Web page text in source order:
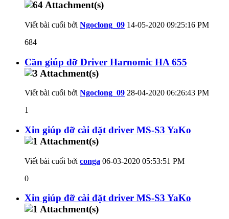
Viết bài cuối bởi Ngoclong_09 14-05-2020 09:25:16 PM
684
Cần giúp đỡ Driver Harnomic HA 655
Viết bài cuối bởi Ngoclong_09 28-04-2020 06:26:43 PM
1
Xin giúp đỡ cài đặt driver MS-S3 YaKo
Viết bài cuối bởi conga 06-03-2020 05:53:51 PM
0
Xin giúp đỡ cài đặt driver MS-S3 YaKo